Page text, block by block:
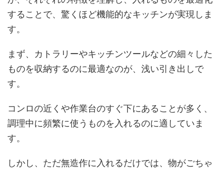
することで、驚くほど機能的なキッチンが実現しま
す。
まず、カトラリーやキッチンツールなどの細々した
ものを収納するのに最適なのが、浅い引き出しで
す。
コンロの近くや作業台のすぐ下にあることが多く、
調理中に頻繁に使うものを入れるのに適していま
す。
しかし、ただ無造作に入れるだけでは、物がごちゃ